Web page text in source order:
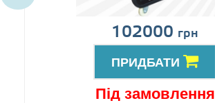
102000 грн
ПРИДБАТИ
Під замовлення